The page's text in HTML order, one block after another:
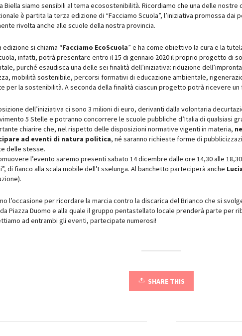
Biella siamo sensibili al tema ecosostenibilità. Ricordiamo che una delle nostre
è partita la terza edizione di “Facciamo Scuola”, l’iniziativa promossa
rivolta anche alle scuole della nostra provincia.
edizione si chiama “Facciamo EcoScuola” e ha come obiettivo la cura e la
infatti, potrà presentare entro il 15 di gennaio 2020 il proprio progetto di
purché esaudisca una delle sei finalità dell’iniziativa: riduzione
mobilità sostenibile, percorsi formativi di educazione ambientale,
per la sostenibilità. A seconda della finalità ciascun progetto potrà ricevere un
dell’iniziativa ci sono 3 milioni di euro, derivanti dalla volontaria
5 Stelle e potranno concorrere le scuole pubbliche d’Italia di qualsiasi
chiarire che, nel rispetto delle disposizioni normative vigenti in materia,
ad eventi di natura politica, né saranno richieste forme di
delle stesse.
l’evento saremo presenti sabato 14 dicembre dalle ore 14,30 alle
di fianco alla scala mobile dell’Esselunga. Al banchetto parteciperà anche
l’occasione per ricordare la marcia contro la discarica del Brianco che si
Piazza Duomo e alla quale il gruppo pentastellato locale prenderà parte per
ad entrambi gli eventi, partecipate numerosi!
SHARE THIS